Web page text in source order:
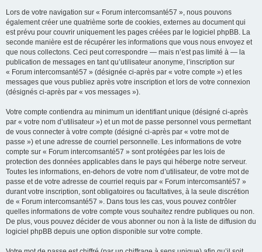
Lors de votre navigation sur « Forum intercomsanté57 », nous pouvons
également créer une quatrième sorte de cookies, externes au document qui
est prévu pour couvrir uniquement les pages créées par le logiciel phpBB. La
seconde manière est de récupérer les informations que vous nous envoyez et
que nous collectons. Ceci peut correspondre — mais n’est pas limité à — la
publication de messages en tant qu’utilisateur anonyme, l’inscription sur
« Forum intercomsanté57 » (désignée ci-après par « votre compte ») et les
messages que vous publiez après votre inscription et lors de votre connexion
(désignés ci-après par « vos messages »).
Votre compte contiendra au minimum un identifiant unique (désigné ci-après
par « votre nom d’utilisateur ») et un mot de passe personnel vous permettant
de vous connecter à votre compte (désigné ci-après par « votre mot de
passe ») et une adresse de courriel personnelle. Les informations de votre
compte sur « Forum intercomsanté57 » sont protégées par les lois de
protection des données applicables dans le pays qui héberge notre serveur.
Toutes les informations, en-dehors de votre nom d’utilisateur, de votre mot de
passe et de votre adresse de courriel requis par « Forum intercomsanté57 »
durant votre inscription, sont obligatoires ou facultatives, à la seule discrétion
de « Forum intercomsanté57 ». Dans tous les cas, vous pouvez contrôler
quelles informations de votre compte vous souhaitez rendre publiques ou non.
De plus, vous pouvez décider de vous abonner ou non à la liste de diffusion du
logiciel phpBB depuis une option disponible sur votre compte.